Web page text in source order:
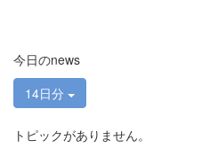
今日のnews
14日分
トピックがありません。